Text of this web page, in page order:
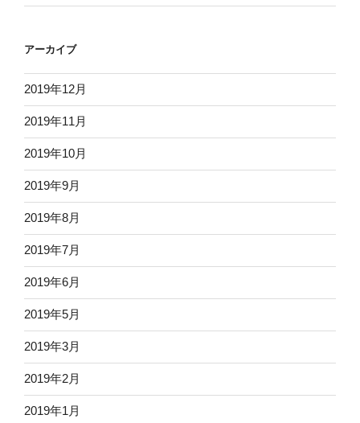
アーカイブ
2019年12月
2019年11月
2019年10月
2019年9月
2019年8月
2019年7月
2019年6月
2019年5月
2019年3月
2019年2月
2019年1月